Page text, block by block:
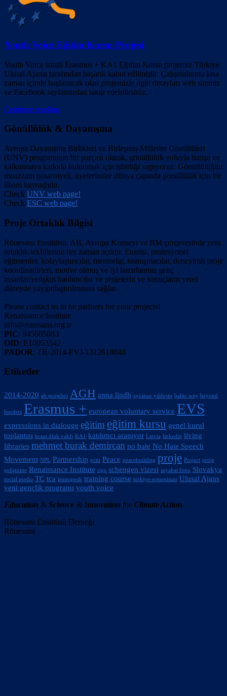
Youth Voice Eğitim Kursu Projesi
Youth Voice isimli Erasmus + KA1 Eğitim Kursu projemiz Türkiye
Ulusal Ajansı tarafından başarılı kabul edilmiştir. Çalışmalarına kısa
zaman içinde başlanacak olan projemizle ilgili detayları web sitemiz
ve Facebook sayfamızdan takip edebilirsiniz.
Continue reading
Gönüllülük & Dayanışma
Avrupa Dayanışma Birlikleri ve Birleşmiş Milletler Gönüllüleri
(UNV) programının bir parçası olarak, gönüllülük yoluyla barışa ve
kalkınmaya katkıda bulunmak için işbirliği yapıyoruz. Gönüllülüğün
muazzam potansiyeli, üyelerimize dünya çapında gönüllülük için bir
ilham kaynağıdır.
Check UNV web page!
Check ESC web page!
Proje Ortaklık Bilgisi
Rönesans Enstitüsü, AB, Avrupa Konseyi ve BM çerçevesinde yeni
ortaklık tekliflerine her zaman açıktır. Enstitü, profesyonel
eğitmenler, kolaylaştırıcılar, mentorlar, konuşmacılar, deneyimli proje
koordinatörleri, motive olmuş ve iyi hazırlanmış genç
insanlar/yetişkin katılımcılar ve projelerin ve sonuçların yerel
düzeyde yaygınlaştırılmasını sağlar.
Please contact us to be partners for your projects!
Renaissance Institute
info@ronesans.org.tr
PIC: 945605083
OID: E10053342
PADOR: TR-2014-FVJ-1312618048
Etiketler
2014-2020 ab projeleri AGH anna lindh ayçanur yıldırım baltic way beyond
borders Erasmus + european voluntary service EVS
expressions in dialouge eğitim eğitim kursu genel kurul
toplantısı hrant dink vakfı KA1 katılımcı aranıyor Latvia linkedin living
libraries mehmet burak demircan no hate No Hate Speech
Movement NPL Partnership pcm Peace peacebuilding proje Project proje
geliştirme Renaissance Institute riga schengen vizesi seyahat fonu Slovakya
social media TC tca teamspeak training course türkiye-ermenistan Ulusal Ajans
yeni gençlik programı youth voice
Education & Science & Innovation for Climate Action
Rönesans Enstitüsü Derneği
Rönesans